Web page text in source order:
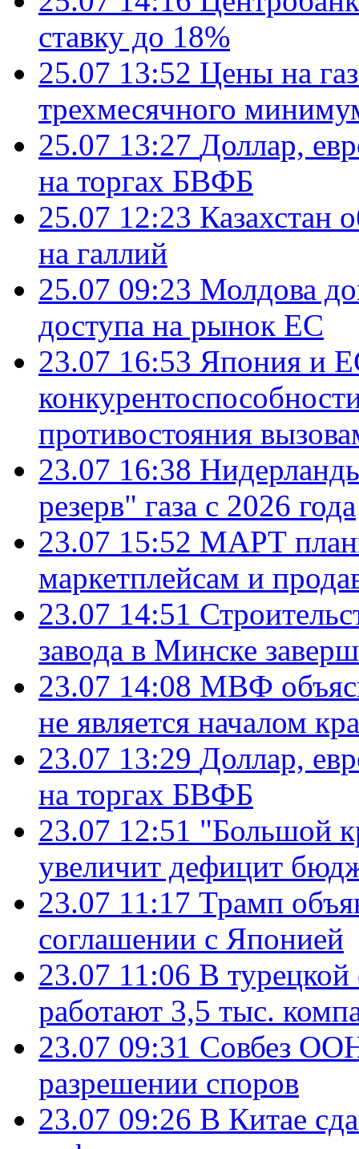
ставку до 18%
25.07 13:52 Цены на
трехмесячного
25.07 13:27 Доллар,
на торгах БВФБ
25.07 12:23 Казахстан
на галлий
25.07 09:23 Молдова
доступа на рынок ЕС
23.07 16:53 Япония и
противостояния
23.07 16:38
резерв" газа с 2026 года
23.07 15:52 МАРТ
маркетплейсам и
23.07 14:51
завода в Минске
23.07 14:08 МВФ
не является началом
23.07 13:29 Доллар,
на торгах БВФБ
23.07 12:51 "Большой
увеличит дефицит
23.07 11:17 Трамп
соглашении с Японией
23.07 11:06 В
работают 3,5 тыс.
23.07 09:31 Совбез
разрешении споров
23.07 09:26 В Китае